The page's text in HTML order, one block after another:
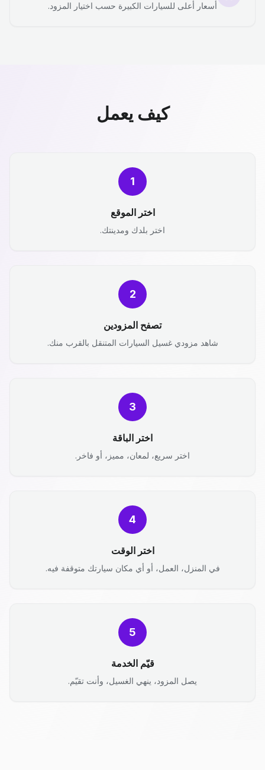
أسعار أعلى للسيارات الكبيرة حسب اختيار المزود.
كيف يعمل
1
اختر الموقع
اختر بلدك ومدينتك.
2
تصفح المزودين
شاهد مزودي غسيل السيارات المتنقل بالقرب منك.
3
اختر الباقة
اختر سريع، لمعان، مميز، أو فاخر.
4
اختر الوقت
في المنزل، العمل، أو أي مكان سيارتك متوقفة فيه.
5
قيّم الخدمة
يصل المزود، ينهي الغسيل، وأنت تقيّم.